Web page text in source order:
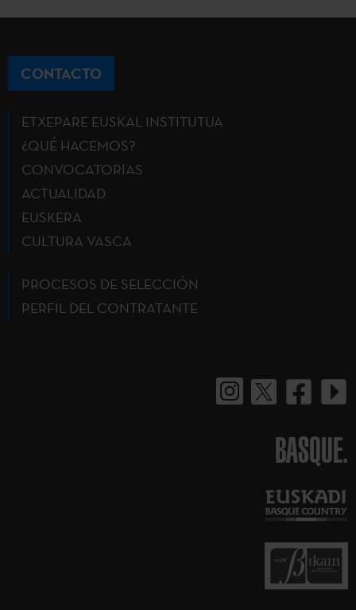
CONTACTO
ETXEPARE EUSKAL INSTITUTUA
¿QUÉ HACEMOS?
CONVOCATORIAS
ACTUALIDAD
EUSKERA
CULTURA VASCA
PROCESOS DE SELECCIÓN
PERFIL DEL CONTRATANTE
BASQUE.